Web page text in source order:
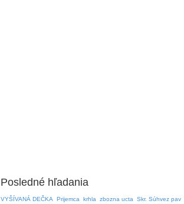
Posledné hľadania
VYŠÍVANÁ DEČKA Prijemca krhla zbozna ucta Skr. Súhvez pav